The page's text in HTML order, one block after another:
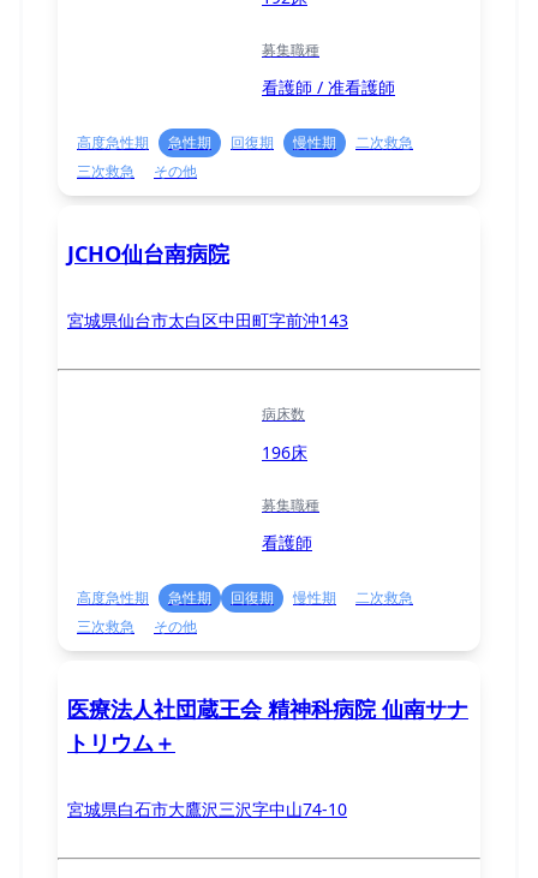
募集職種
看護師 / 准看護師
高度急性期 急性期 回復期 慢性期
二次救急
三次救急
その他
JCHO仙台南病院
宮城県仙台市太白区中田町字前沖143
病床数
196床
募集職種
看護師
高度急性期 急性期 回復期 慢性期
二次救急
三次救急
その他
医療法人社団蔵王会 精神科病院 仙南サナ
トリウム＋
宮城県白石市大鷹沢三沢字中山74-10